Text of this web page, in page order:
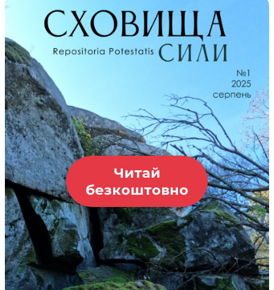
Читай
безкоштовно